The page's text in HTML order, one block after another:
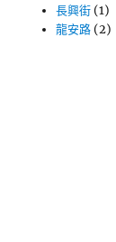
長興街 (1)
龍安路 (2)